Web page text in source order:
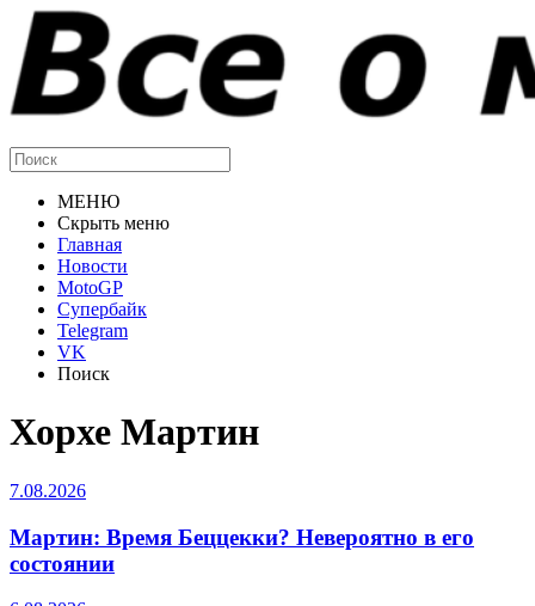
МЕНЮ
Скрыть меню
Главная
Новости
MotoGP
Супербайк
Telegram
VK
Поиск
Хорхе Мартин
7.08.2026
Мартин: Время Беццекки? Невероятно в его
состоянии